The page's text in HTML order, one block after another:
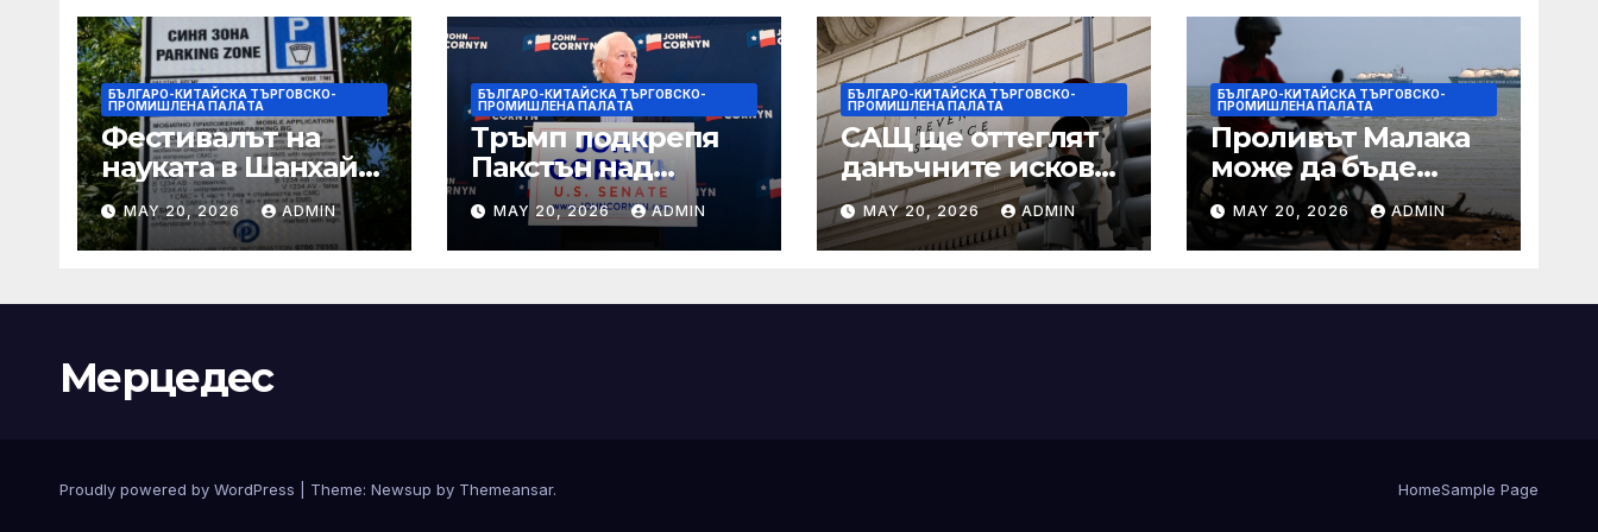
БЪЛГАРО-КИТАЙСКА ТЪРГОВСКО-
ПРОМИШЛЕНА ПАЛAТА
Фестивалът на
науката в Шанхай
2026 обещава
вълнуващи
научно-
иновации
MAY 20, 2026 ADMIN
БЪЛГАРО-КИТАЙСКА ТЪРГОВСКО-
ПРОМИШЛЕНА ПАЛAТА
Тръмп подкрепя
Пакстън над
Корнин за сенатор
от Тексас в
шокираща
MAY 20, 2026 ADMIN
БЪЛГАРО-КИТАЙСКА ТЪРГОВСКО-
ПРОМИШЛЕНА ПАЛAТА
САЩ ще оттеглят
данъчните искове
срещу Тръмп
„завинаги“ в
сделката за
MAY 20, 2026 ADMIN
БЪЛГАРО-КИТАЙСКА ТЪРГОВСКО-
ПРОМИШЛЕНА ПАЛAТА
Проливът Малака
може да бъде
следващата точка,
ако Азия не
внимава
MAY 20, 2026 ADMIN
Мерцедес
Proudly powered by WordPress Theme: Newsup by Themeansar. HomeSample Page